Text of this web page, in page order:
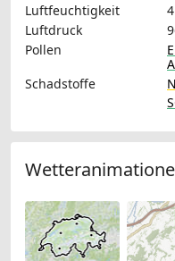
Luftfeuchtigkeit
Luftdruck
Pollen
Schadstoffe